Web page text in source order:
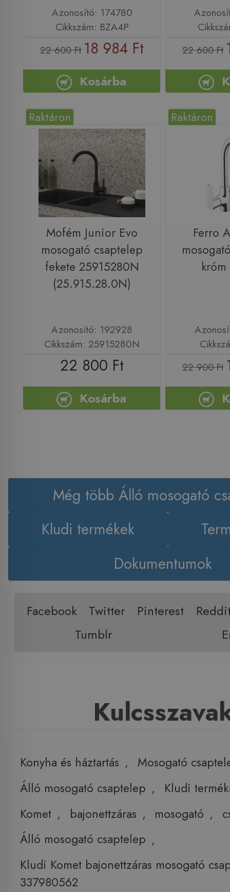
Azonosító: 174780
Cikkszám: BZA4P
22 600 Ft 18 984 Ft
Kosárba
22 600 Ft
Raktáron
Mofém Junior Evo
mosogató csaptelep
fekete 25915280N
(25.915.28.0N)
Azonosító: 192928
Cikkszám: 25915280N
22 800 Ft
Kosárba
Raktáron
Ferro
22 900 Ft
Még több Álló mosogató
Kludi termékek
Dokumentumok
Facebook Twitter Pinterest
Tumblr
Konyha és háztartás ,
Mosogató
Álló mosogató csaptelep ,
Kludi
Komet , bajonettzáras , mosogató ,
Álló mosogató csaptelep ,
Kludi Komet bajonettzáras mosogató
337980562